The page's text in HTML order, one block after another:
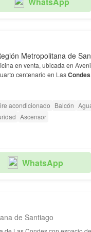
Metropolitana de
en venta, ubicada en
centenario en LasCondes
acondicionado Balcón
Ascensor
WhatsApp
de Santiago